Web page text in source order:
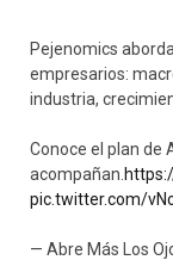
Pejenomics
empresarios:
industria,
Conoce el plan de
acompañan.
pic.twitter.com/
— Abre Más Los